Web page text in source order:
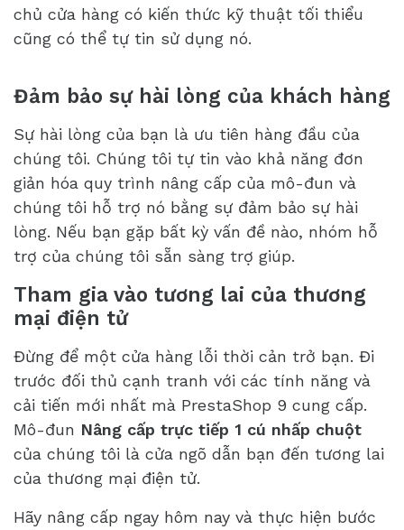
chủ cửa hàng có kiến thức kỹ thuật tối thiểu
cũng có thể tự tin sử dụng nó.
Đảm bảo sự hài lòng của khách hàng
Sự hài lòng của bạn là ưu tiên hàng đầu của
chúng tôi. Chúng tôi tự tin vào khả năng đơn
giản hóa quy trình nâng cấp của mô-đun và
chúng tôi hỗ trợ nó bằng sự đảm bảo sự hài
lòng. Nếu bạn gặp bất kỳ vấn đề nào, nhóm hỗ
trợ của chúng tôi sẵn sàng trợ giúp.
Tham gia vào tương lai của thương
mại điện tử
Đừng để một cửa hàng lỗi thời cản trở bạn. Đi
trước đối thủ cạnh tranh với các tính năng và
cải tiến mới nhất mà PrestaShop 9 cung cấp.
Mô-đun Nâng cấp trực tiếp 1 cú nhấp chuột
của chúng tôi là cửa ngõ dẫn bạn đến tương lai
của thương mại điện tử.
Hãy nâng cấp ngay hôm nay và thực hiện bước